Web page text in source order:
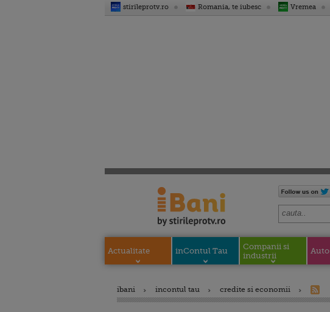
stirileprotv.ro Romania, te iubesc Vremea
Actualitate inContul Tau
Companii si
industrii
Auto
ibani incontul tau credite si economii